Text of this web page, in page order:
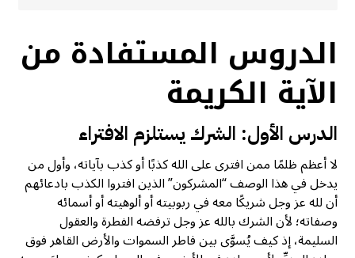
الدروس المستفادة من
الآية الكريمة
الدرس الأول: الشرك يستلزم الافتراء
لا أعظم ظلمًا ممن افترى على الله كذبًا أو كذب بآياته، وأول من
يدخل في هذا الوصف “المشركون” الذين افتروا الكذب بادعائهم
أن لله عز وجل شريكًا معه في ربوبيته أو ألوهيته أو أسمائه
وصفاته؛ لأن الشرك بالله عز وجل ترفضه الفطرة والعقول
السليمة، إذ كيف يُسوَّى بين فاطر السموات والأرض القاهر فوق